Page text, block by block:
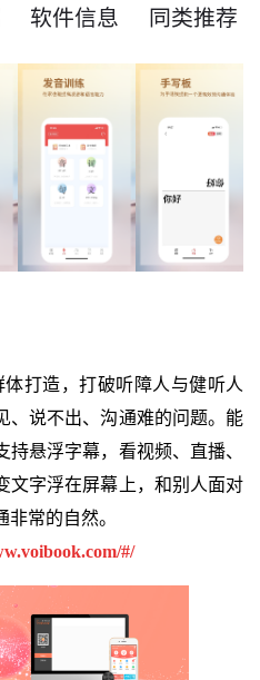
软件信息 同类推荐
打造，打破听障人与健听人
、说不出、沟通难的问题。能
悬浮字幕，看视频、直播、
文字浮在屏幕上，和别人面对
常的自然。
#/